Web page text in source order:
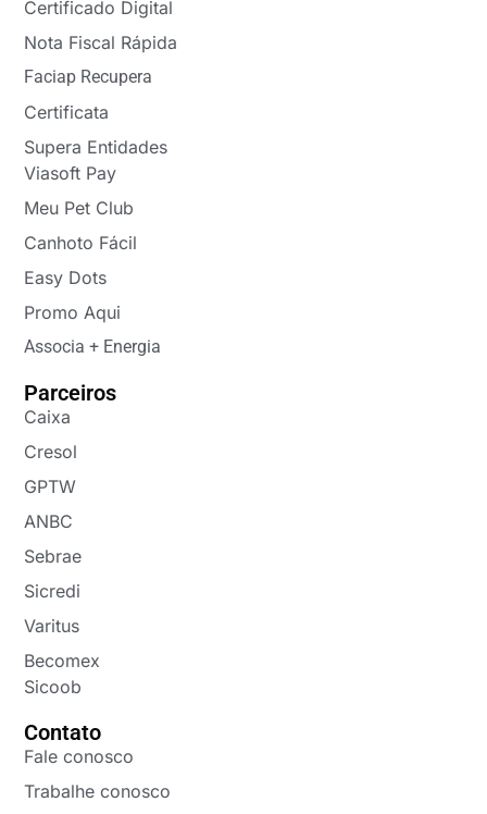
Certificado Digital
Nota Fiscal Rápida
Faciap Recupera
Certificata
Supera Entidades
Viasoft Pay
Meu Pet Club
Canhoto Fácil
Easy Dots
Promo Aqui
Associa + Energia
Parceiros
Caixa
Cresol
GPTW
ANBC
Sebrae
Sicredi
Varitus
Becomex
Sicoob
Contato
Fale conosco
Trabalhe conosco